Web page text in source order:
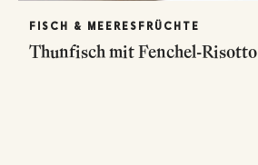
FISCH & MEERESFRÜCHTE
Thunfisch mit Fenchel-Risotto